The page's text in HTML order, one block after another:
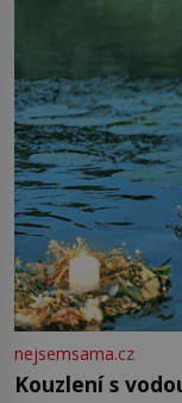
množství
nejsemsama.cz
Kouzlení s